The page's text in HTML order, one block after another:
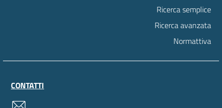
Ricerca semplice
Ricerca avanzata
Normattiva
CONTATTI